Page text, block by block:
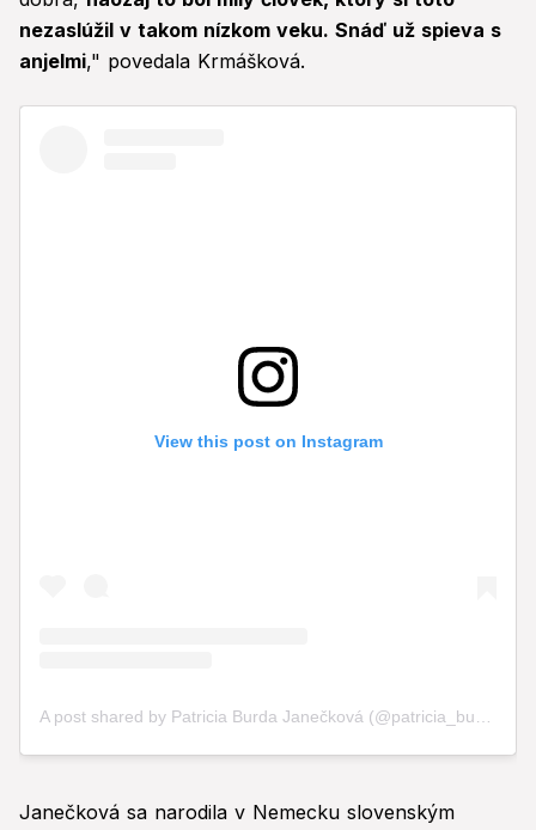
nezaslúžil v takom nízkom veku. Snáď už spieva s
anjelmi," povedala Krmášková.
Janečková sa narodila v Nemecku slovenským